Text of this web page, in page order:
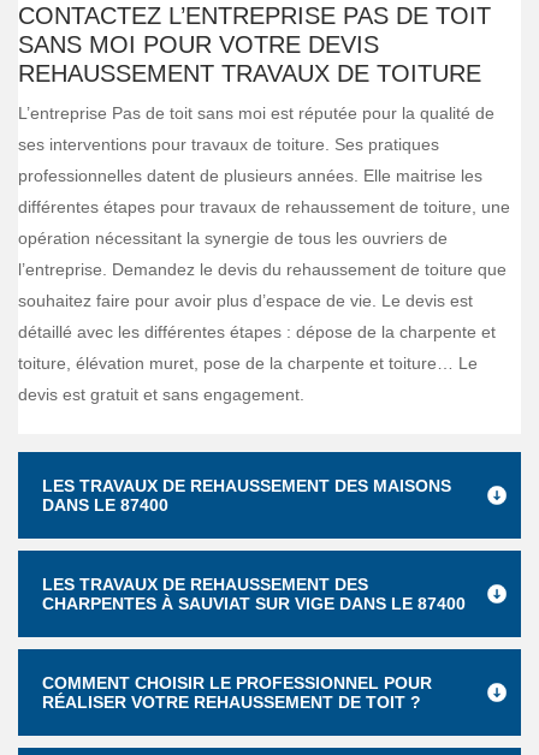
CONTACTEZ L’ENTREPRISE PAS DE TOIT
SANS MOI POUR VOTRE DEVIS
REHAUSSEMENT TRAVAUX DE TOITURE
L’entreprise Pas de toit sans moi est réputée pour la qualité de
ses interventions pour travaux de toiture. Ses pratiques
professionnelles datent de plusieurs années. Elle maitrise les
différentes étapes pour travaux de rehaussement de toiture, une
opération nécessitant la synergie de tous les ouvriers de
l’entreprise. Demandez le devis du rehaussement de toiture que
souhaitez faire pour avoir plus d’espace de vie. Le devis est
détaillé avec les différentes étapes : dépose de la charpente et
toiture, élévation muret, pose de la charpente et toiture… Le
devis est gratuit et sans engagement.
LES TRAVAUX DE REHAUSSEMENT DES MAISONS
DANS LE 87400
LES TRAVAUX DE REHAUSSEMENT DES
CHARPENTES À SAUVIAT SUR VIGE DANS LE 87400
COMMENT CHOISIR LE PROFESSIONNEL POUR
RÉALISER VOTRE REHAUSSEMENT DE TOIT ?